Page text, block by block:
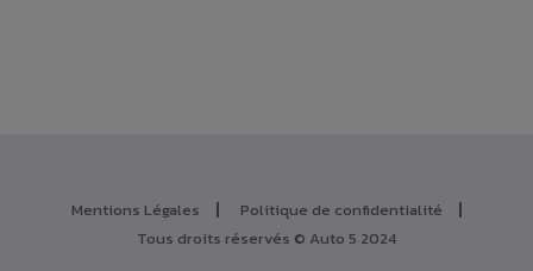
Mentions Légales
Politique de confidentialité
Tous droits réservés © Auto 5 2024